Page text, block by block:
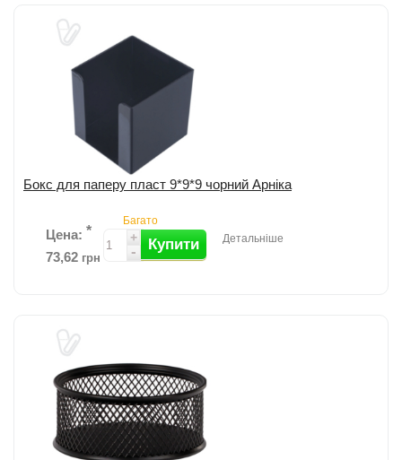
Пластиковий бокс з магнітом для скріпок від Axent; Магніт утримує і
сепарує скріпки; Пластиковий прозорий корпус; Розмір:
40х40х67мм. ...детальніше
Додати до порівняння
Бокс для паперу пласт 9*9*9 чорний Арніка
Цена: *
73,62 грн
Багато
+
- Купити Детальніше
Бокс для паперу пластиковий Арніка; Розмір: 90х90х90мм; Колір:
чорний. ...
Додати до порівняння